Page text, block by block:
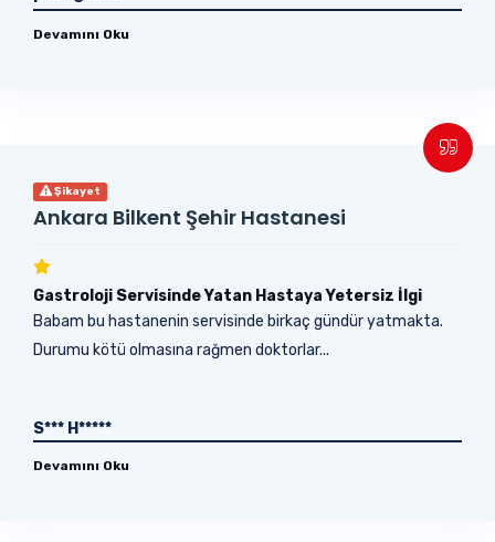
Devamını Oku
Şikayet
Ankara Bilkent Şehir Hastanesi
Gastroloji Servisinde Yatan Hastaya Yetersiz İlgi
Babam bu hastanenin servisinde birkaç gündür yatmakta.
Durumu kötü olmasına rağmen doktorlar...
S*** H*****
Devamını Oku